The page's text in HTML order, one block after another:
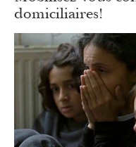
domiciliaires!